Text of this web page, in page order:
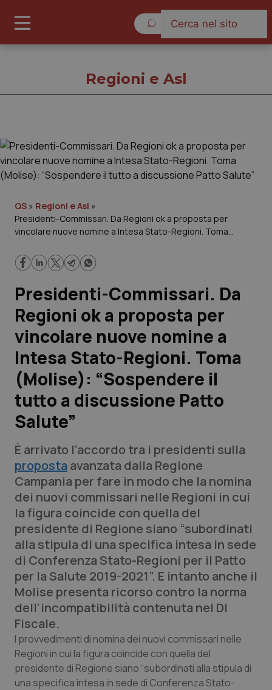
Cronache
Governo e Parlamento
Regioni e Asl
Lavoro e Professioni
Scienza e Farmaci
Studi e Analisi
Lettere al direttore
Edizioni Regionali
QS Pro
Professionisti Sanitari.AI
Abruzzo
Basilicata
Calabria
Campania
Emilia-Romagna
Friuli Venezia Giulia
Lazio
QS Pro Gold
Artrite & artrosi
Asma & BPCO
Car-T
Colesterolo & coronaropatie
Dermatite Atopica
Diabete & glucometri
QS Club Newsletter
Regioni e Asl
QS » Regioni e Asl »
Presidenti-Commissari. Da Regioni ok a proposta per
vincolare nuove nomine a Intesa Stato-Regioni. Toma
Presidenti-Commissari. Da
Regioni ok a proposta per
vincolare nuove nomine a
Intesa Stato-Regioni. Toma
(Molise): “Sospendere il
tutto a discussione Patto
Salute”
È arrivato l’accordo tra i presidenti sulla
propostaavanzata dalla Regione
Campania per fare in modo che la nomina
dei nuovi commissari nelle Regioni in cui
la figura coincide con quella del
presidente di Regione siano “subordinati
alla stipula di una specifica intesa in sede
di Conferenza Stato-Regioni per il Patto
per la Salute 2019-2021”. E intanto anche il
Molise presenta ricorso contro la norma
dell’incompatibilità contenuta nel Dl
Fiscale.
I provvedimenti di nomina dei nuovi commissari nelle
Regioni in cui la figura coincide con quella del
presidente di Regione siano “subordinati alla stipula di
una specifica intesa in sede di Conferenza Stato-